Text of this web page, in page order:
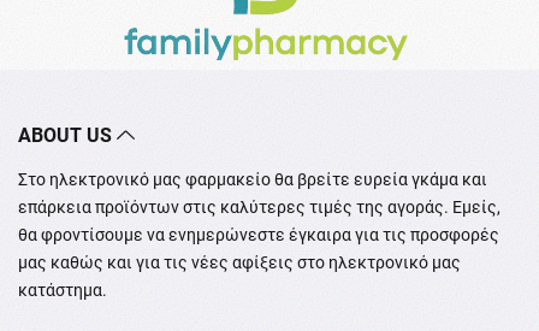
ABOUT US
Στο ηλεκτρονικό μας φαρμακείο θα βρείτε ευρεία γκάμα και
επάρκεια προϊόντων στις καλύτερες τιμές της αγοράς. Εμείς,
θα φροντίσουμε να ενημερώνεστε έγκαιρα για τις προσφορές
μας καθώς και για τις νέες αφίξεις στο ηλεκτρονικό μας
κατάστημα.